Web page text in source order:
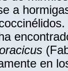
a
en